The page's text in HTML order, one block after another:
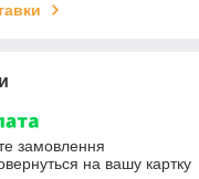
замовлення
на вашу картку